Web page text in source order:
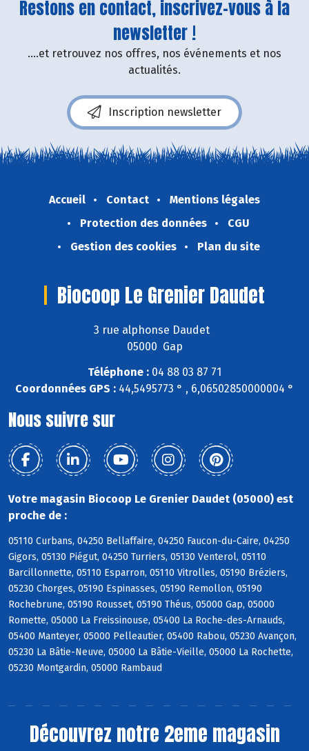
Restons en contact, inscrivez-vous à la
newsletter !
....et retrouvez nos offres, nos événements et nos
actualités.
Inscription newsletter
Accueil Contact
Mentions légales
Protection des données
CGU
Gestion des cookies
Plan du site
Biocoop Le Grenier Daudet
3 rue alphonse Daudet
05000 Gap
Téléphone : 04 88 03 87 71
Coordonnées GPS : 44,5495773 ° , 6,06502850000004 °
Nous suivre sur
Votre magasin Biocoop Le Grenier Daudet (05000) est
proche de :
05110 Curbans, 04250 Bellaffaire, 04250 Faucon-du-Caire, 04250
Gigors, 05130 Piégut, 04250 Turriers, 05130 Venterol, 05110
Barcillonnette, 05110 Esparron, 05110 Vitrolles, 05190 Bréziers,
05230 Chorges, 05190 Espinasses, 05190 Remollon, 05190
Rochebrune, 05190 Rousset, 05190 Théus, 05000 Gap, 05000
Romette, 05000 La Freissinouse, 05400 La Roche-des-Arnauds,
05400 Manteyer, 05000 Pelleautier, 05400 Rabou, 05230 Avançon,
05230 La Bâtie-Neuve, 05000 La Bâtie-Vieille, 05000 La Rochette,
05230 Montgardin, 05000 Rambaud
Découvrez notre 2eme magasin